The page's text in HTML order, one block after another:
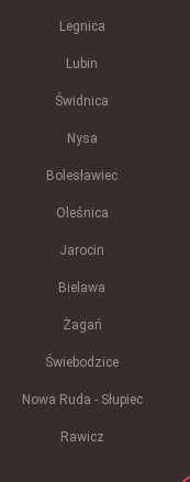
Legnica
Lubin
Świdnica
Nysa
Bolesławiec
Oleśnica
Jarocin
Bielawa
Żagań
Świebodzice
Nowa Ruda - Słupiec
Rawicz